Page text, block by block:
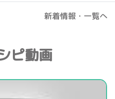
新着情報・一覧へ
ピ動画